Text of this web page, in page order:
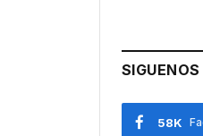
SIGUENOS
58K